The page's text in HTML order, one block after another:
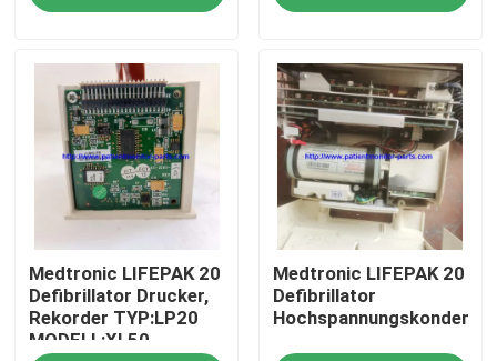
Videos
Über uns
Werksbesichtigung
Qualitätskontrolle
Medtronic LIFEPAK 20
Defibrillator Drucker,
Rekorder TYP:LP20
MODELL:XL50
Medtronic LIFEPAK 20
Defibrillator